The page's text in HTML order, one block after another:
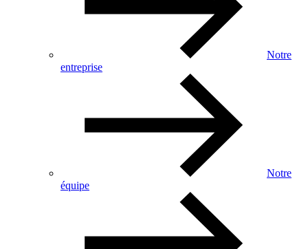
Notre
entreprise
Notre
équipe